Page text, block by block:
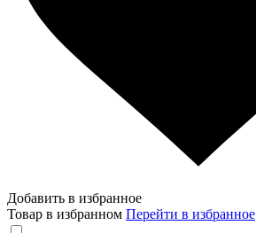
Добавить в избранное
Товар в избранном Перейти в избранное